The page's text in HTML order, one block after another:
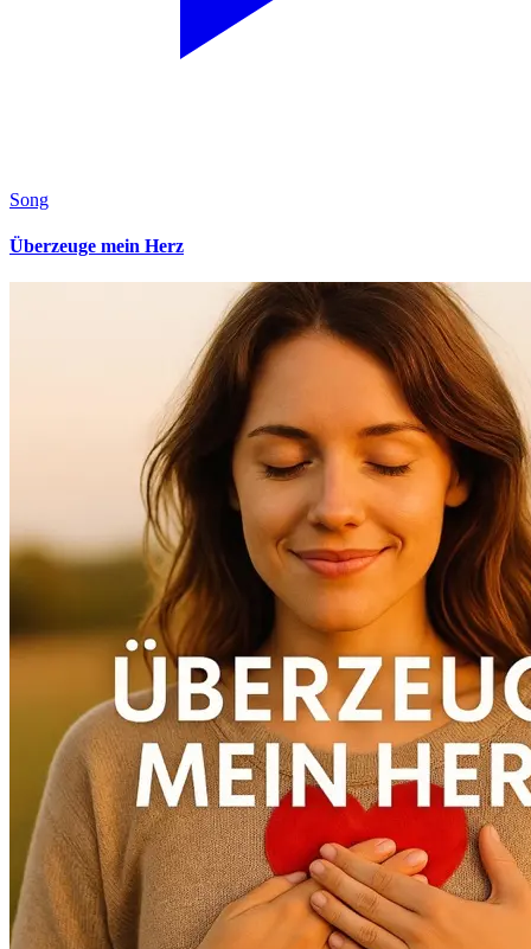
Song
Überzeuge mein Herz